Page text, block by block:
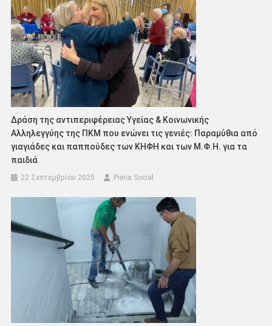
Δράση της αντιπεριφέρειας Υγείας & Κοινωνικής
Αλληλεγγύης της ΠΚΜ που ενώνει τις γενιές: Παραμύθια από
γιαγιάδες και παππούδες των ΚΗΦΗ και των Μ.Φ.Η. για τα
παιδιά
22 Σεπτεμβρίου 2025 Pieria Social